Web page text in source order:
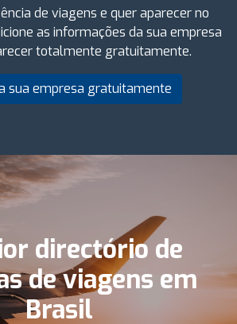
de viagens e quer aparecer no
as informações da sua empresa
totalmente gratuitamente.
sua empresa gratuitamente
directório de
de viagens em
Brasil